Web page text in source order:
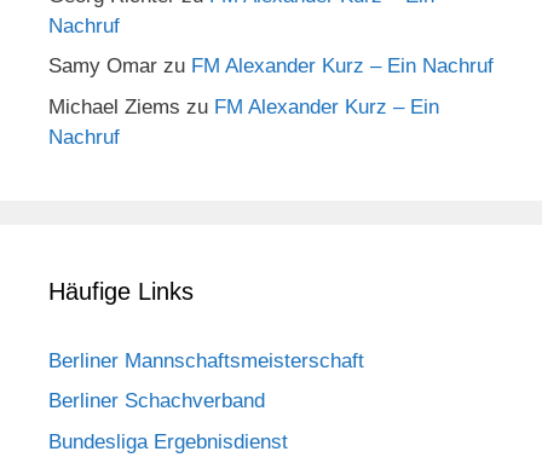
Nachruf
Samy Omar zu FM Alexander Kurz – Ein Nachruf
Michael Ziems zu FM Alexander Kurz – Ein
Nachruf
Häufige Links
Berliner Mannschaftsmeisterschaft
Berliner Schachverband
Bundesliga Ergebnisdienst